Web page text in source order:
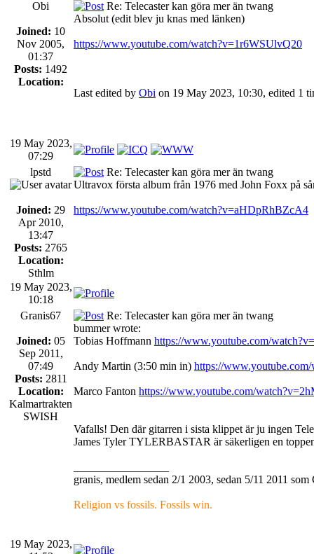
Obi
Joined: 10
Nov 2005,
01:37
Posts: 1492
Location:
Re: Telecaster kan göra mer än twang
Absolut (edit blev ju knas med länken)
https://www.youtube.com/watch?v=1r6WSUlvQ20
Last edited by Obi on 19 May 2023, 10:30, edited 1
19 May 2023,
07:29
lpstd
Joined: 29
Apr 2010,
13:47
Posts: 2765
Location:
Sthlm
Re: Telecaster kan göra mer än twang
Ultravox första album från 1976 med John Foxx på
https://www.youtube.com/watch?v=aHDpRhBZcA4
19 May 2023,
10:18
Granis67
Joined: 05
Sep 2011,
07:49
Posts: 2811
Location:
Kalmartrakten
SWISH
Re: Telecaster kan göra mer än twang
bummer wrote:
Tobias Hoffmann https://www.youtube.com/
Andy Martin (3:50 min in) https://
Marco Fanton https://www.youtube.com/
Vafalls! Den där gitarren i sista klippet är ju ingen
James Tyler TYLERBASTAR är säkerligen en
granis, medlem sedan 2/1 2003, sedan 5/11 2011 som
Religion vs fossils. Fossils win.
19 May 2023,